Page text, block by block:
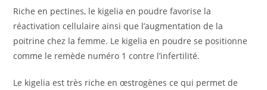
Riche en pectines, le kigelia en poudre favorise la
réactivation cellulaire ainsi que l’augmentation de la
poitrine chez la femme. Le kigelia en poudre se positionne
comme le remède numéro 1 contre l’infertilité.
Le kigelia est très riche en œstrogènes ce qui permet de